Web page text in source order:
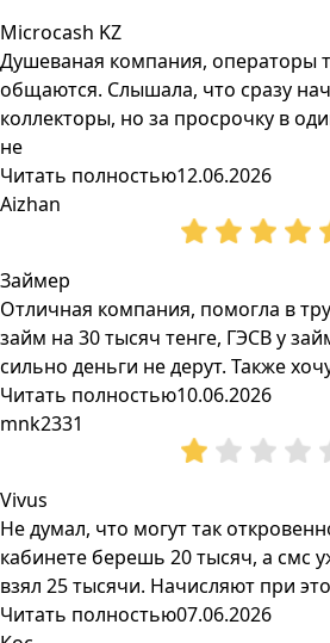
Microcash KZ
Душеваная компания, операторы
общаются. Слышала, что сразу
коллекторы, но за просрочку в
не
Читать полностью12.06.2026
Aizhan
Займер
Отличная компания, помогла в
займ на 30 тысяч тенге, ГЭСВ у
сильно деньги не дерут. Также
Читать полностью10.06.2026
mnk2331
Vivus
Не думал, что могут так
кабинете берешь 20 тысяч, а смс
взял 25 тысячи. Начисляют при
Читать полностью07.06.2026